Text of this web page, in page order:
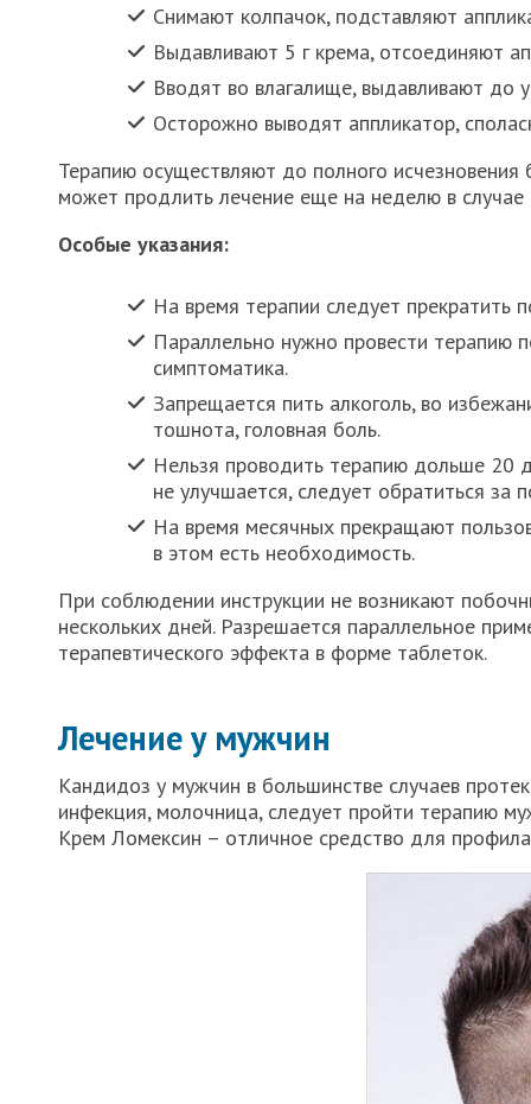
Снимают колпачок, подставляют
Выдавливают 5 г крема, отсоединяют
Вводят во влагалище, выдавливают до
Осторожно выводят аппликатор,
Терапию осуществляют до полного
может продлить лечение еще на неделю в
Особые указания:
На время терапии следует прекратить
Параллельно нужно провести терапию
симптоматика.
Запрещается пить алкоголь, во
тошнота, головная боль.
Нельзя проводить терапию дольше 20
не улучшается, следует обратиться за
На время месячных прекращают
в этом есть необходимость.
При соблюдении инструкции не возникают
нескольких дней. Разрешается параллельное
терапевтического эффекта в форме таблеток.
Лечение у мужчин
Кандидоз у мужчин в большинстве случаев
инфекция, молочница, следует пройти терапию
Крем Ломексин – отличное средство для